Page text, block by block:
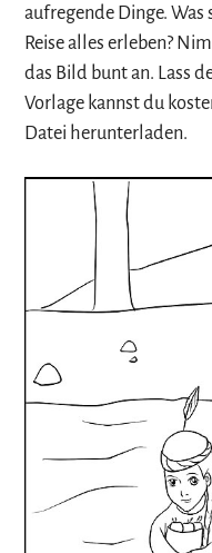
aufregende Dinge.
Reise alles erleben?
das Bild bunt an. Lass
Vorlage kannst du
Datei herunterladen.